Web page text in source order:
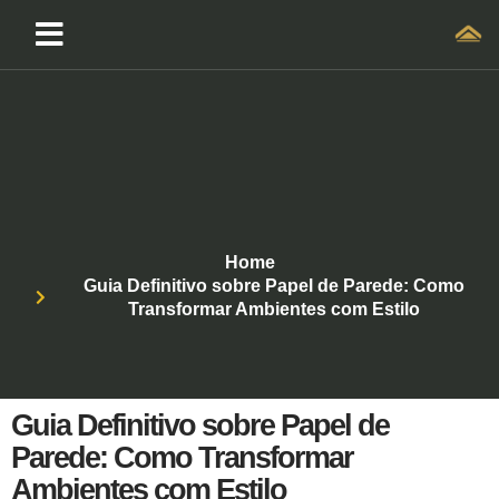
Home
Guia Definitivo sobre Papel de Parede: Como
Transformar Ambientes com Estilo
Guia Definitivo sobre Papel de
Parede: Como Transformar
Ambientes com Estilo